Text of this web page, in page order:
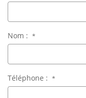
Nom : *
Téléphone : *